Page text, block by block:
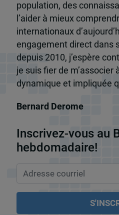
population, des
l’aider à mieux
internationaux
engagement direct dans
depuis 2010, j’espère
je suis fier de m’associer
dynamique et impliquée
Bernard Derome
Inscrivez-vous au
hebdomadaire!